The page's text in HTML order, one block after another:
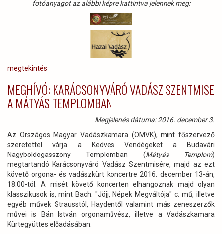
fotóanyagot az alábbi képre kattintva jelennek meg:
megtekintés
MEGHÍVÓ: KARÁCSONYVÁRÓ VADÁSZ SZENTMISE
A MÁTYÁS TEMPLOMBAN
Megjelenés dátuma: 2016. december 3.
Az Országos Magyar Vadászkamara (OMVK), mint főszervező
szeretettel várja a Kedves Vendégeket a Budavári
Nagyboldogasszony Templomban (Mátyás Templom)
megtartandó Karácsonyváró Vadász Szentmisére, majd az ezt
követő orgona- és vadászkürt koncertre 2016. december 13-án,
18:00-tól. A misét követő koncerten elhangoznak majd olyan
klasszikusok is, mint Bach: "Jöjj, Népek Megváltója" c. mű, illetve
egyéb művek Strausstól, Haydentől valamint más zeneszerzők
művei is Bán István orgonaművész, illetve a Vadászkamara
Kürtegyüttes előadásában.